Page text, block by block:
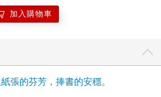
加入購物車
張的芬芳，捧書的安穩。